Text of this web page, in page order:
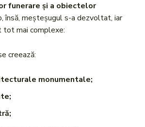
funerare și a obiectelor
însă, meșteșugul s-a dezvoltat, iar
tot mai complexe:
creează:
monumentale;